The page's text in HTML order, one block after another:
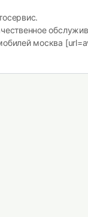
москва